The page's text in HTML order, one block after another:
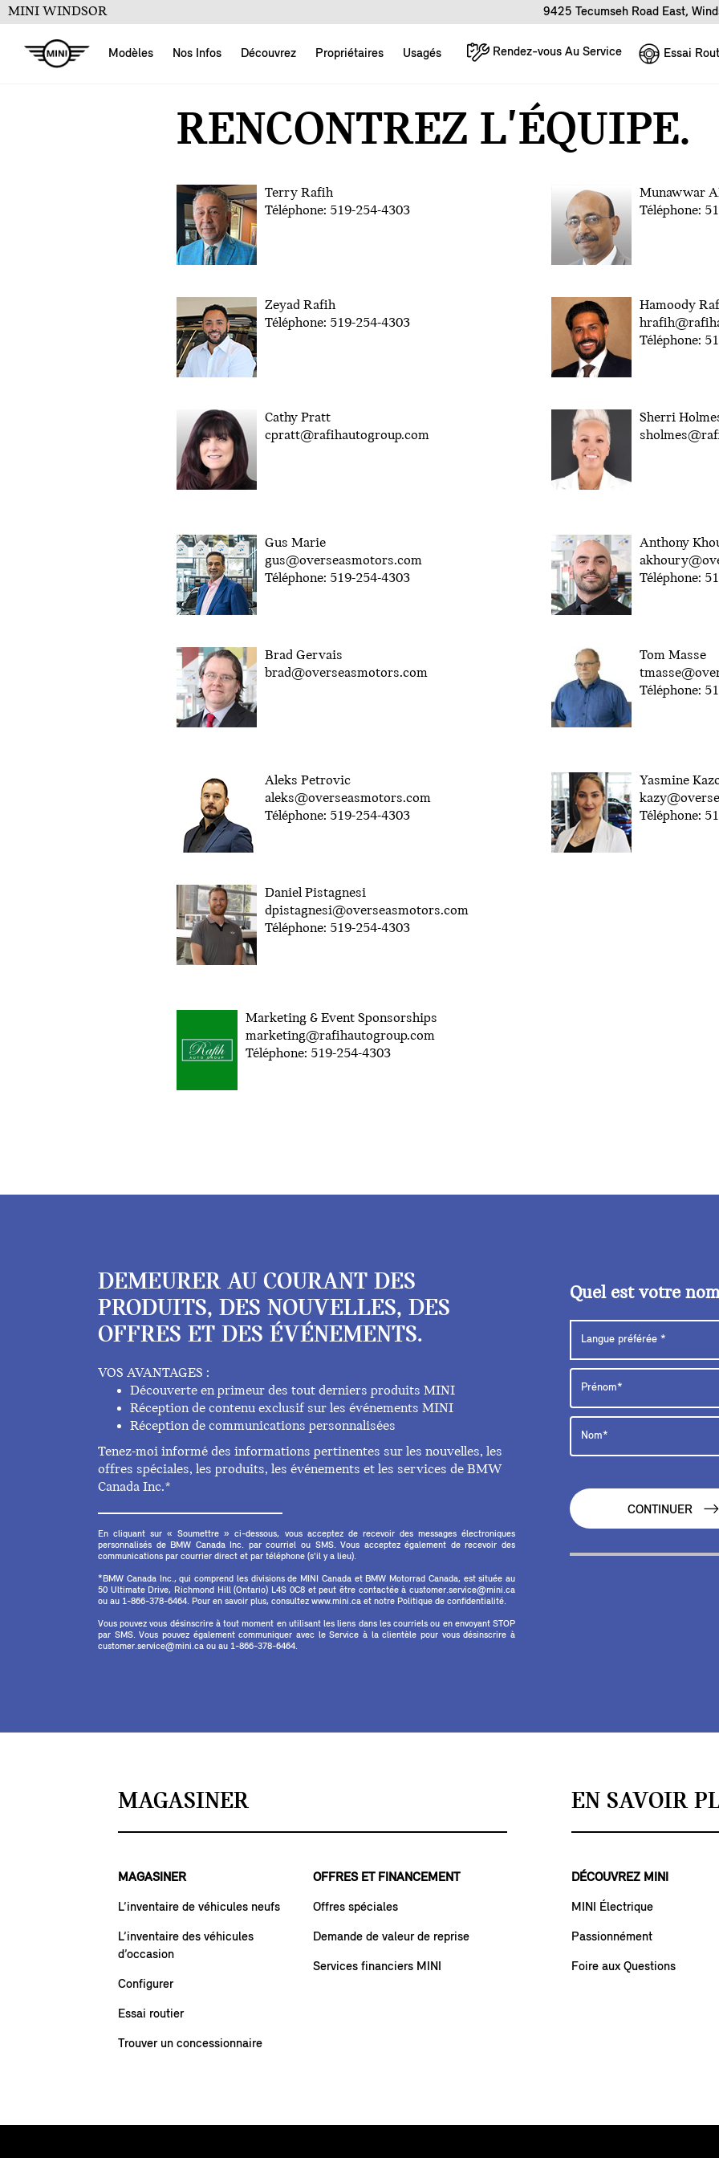
MINI WINDSOR 9425 Tecumseh Road East,
Modèles Nos Infos Découvrez Propriétaires Usagés Rendez-vous Au Service Essai
RENCONTREZ L'ÉQUIPE.
Terry Rafih
Téléphone: 519-254-4303
Munawwar
Téléphone:
Zeyad Rafih
Téléphone: 519-254-4303
Hamoody
Téléphone:
Cathy Pratt
cpratt@rafihautogroup.com
Sherri
Gus Marie
gus@overseasmotors.com
Téléphone: 519-254-4303
Anthony
Téléphone:
Brad Gervais
brad@overseasmotors.com
Tom Masse
Téléphone:
Aleks Petrovic
aleks@overseasmotors.com
Téléphone: 519-254-4303
Yasmine
Téléphone:
Daniel Pistagnesi
dpistagnesi@overseasmotors.com
Téléphone: 519-254-4303
Marketing & Event Sponsorships
marketing@rafihautogroup.com
Téléphone: ‎519-254-4303
DEMEURER AU COURANT DES
PRODUITS, DES NOUVELLES, DES
OFFRES ET DES ÉVÉNEMENTS.
VOS AVANTAGES :
Découverte en primeur des tout derniers produits MINI
Réception de contenu exclusif sur les événements MINI
Réception de communications personnalisées
Tenez-moi informé des informations pertinentes sur les nouvelles, les
offres spéciales, les produits, les événements et les services de BMW
Canada Inc.*
En cliquant sur « Soumettre » ci-dessous, vous acceptez de recevoir des messages électroniques
personnalisés de BMW Canada Inc. par courriel ou SMS. Vous acceptez également de recevoir des
communications par courrier direct et par téléphone (s'il y a lieu).
*BMW Canada Inc., qui comprend les divisions de MINI Canada et BMW Motorrad Canada, est située au
50 Ultimate Drive, Richmond Hill (Ontario) L4S 0C8 et peut être contactée à customer.service@mini.ca
ou au 1-866-378-6464. Pour en savoir plus, consultez www.mini.ca et notre Politique de confidentialité.
Vous pouvez vous désinscrire à tout moment en utilisant les liens dans les courriels ou en envoyant STOP
par SMS. Vous pouvez également communiquer avec le Service à la clientèle pour vous désinscrire à
customer.service@mini.ca ou au 1-866-378-6464.
Quel est votre
CONTINUER
MAGASINER
MAGASINER
L’inventaire de véhicules neufs
L’inventaire des véhicules
d’occasion
Configurer
Essai routier
Trouver un concessionnaire
OFFRES ET FINANCEMENT
Offres spéciales
Demande de valeur de reprise
Services financiers MINI
EN SAVOIR
DÉCOUVREZ MINI
MINI Électrique
Passionnément
Foire aux Questions